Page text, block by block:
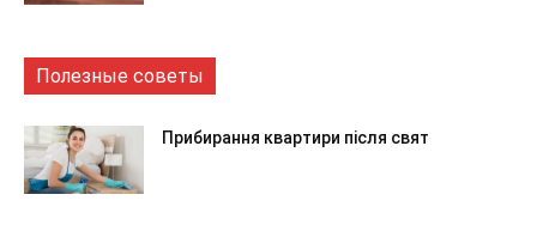
Полезные советы
Прибирання квартири після свят